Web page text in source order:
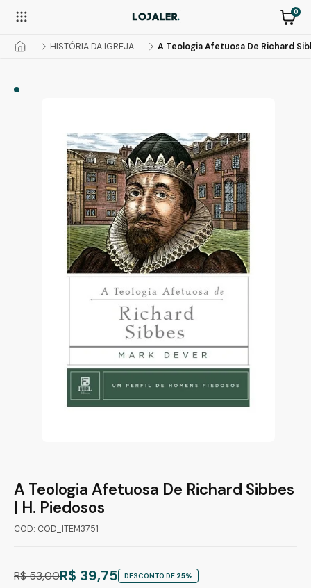
0
HISTÓRIA DA IGREJA A Teologia Afetuosa De Richard
A Teologia Afetuosa De Richard Sibbes
| H. Piedosos
COD: COD_ITEM3751
R$ 53,00R$ 39,75 DESCONTO DE 25%